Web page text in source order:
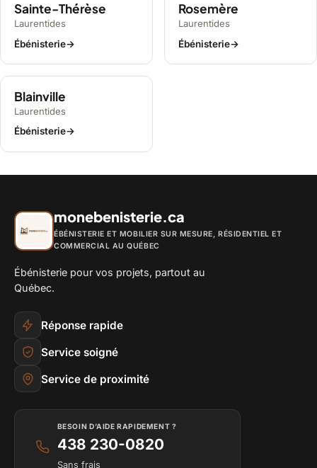
Sainte-Thérèse
Laurentides
Ébénisterie→
Rosemère
Laurentides
Ébénisterie→
Blainville
Laurentides
Ébénisterie→
monebenisterie.ca
ÉBÉNISTERIE ET MOBILIER SUR MESURE, RÉSIDENTIEL ET
COMMERCIAL AU QUÉBEC
Ébénisterie pour vos projets, partout au
Québec.
Réponse rapide
Service soigné
Service de proximité
BESOIN D’AIDE RAPIDEMENT ?
438 230-0820
Sans frais